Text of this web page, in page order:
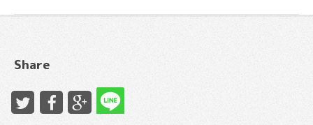
Share